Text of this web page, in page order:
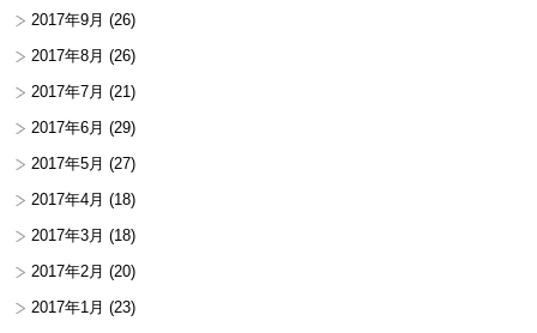
2017年9月 (26)
2017年8月 (26)
2017年7月 (21)
2017年6月 (29)
2017年5月 (27)
2017年4月 (18)
2017年3月 (18)
2017年2月 (20)
2017年1月 (23)